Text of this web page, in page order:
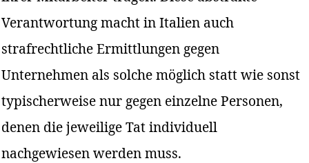
Verantwortung macht in Italien auch
strafrechtliche Ermittlungen gegen
Unternehmen als solche möglich statt wie sonst
typischerweise nur gegen einzelne Personen,
denen die jeweilige Tat individuell
nachgewiesen werden muss.